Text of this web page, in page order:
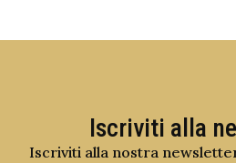
Iscriviti alla
Iscriviti alla nostra